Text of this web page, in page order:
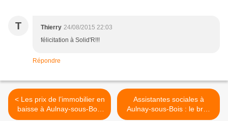
T Thierry 24/08/2015 22:03
félicitation à Solid'R!!!
Répondre
< Les prix de l’immobilier en
baisse à Aulnay-sous-Bois
et dans le 93
Assistantes sociales à
Aulnay-sous-Bois : le bras
de fer continue entre le